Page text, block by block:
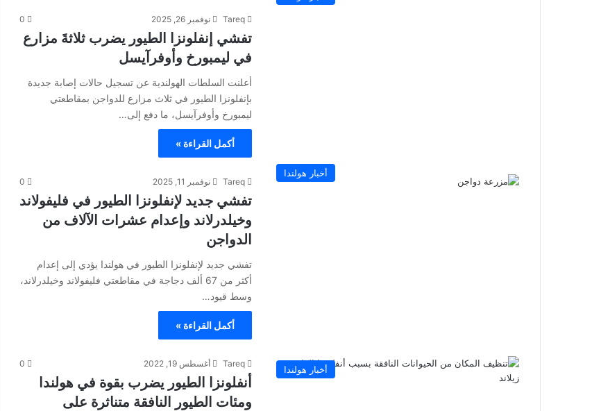
Tareq نوفمبر 26, 2025 0
تفشي إنفلونزا الطيور يضرب ثلاثةَ مزارع
في ليمبورخ وأوفرآيسل
أعلنت السلطات الهولندية عن تسجيل حالات إصابة جديدة
بإنفلونزا الطيور في ثلاث مزارع للدواجن بمقاطعتي
ليمبورخ وأوفرآيسل، ما دفع إلى…
أكمل القراءة »
أخبار هولندا
Tareq نوفمبر 11, 2025 0
تفشي جديد لإنفلونزا الطيور في فليفولاند
وخيلدرلاند وإعدام عشرات الآلاف من
الدواجن
تفشي جديد لإنفلونزا الطيور في هولندا يؤدي إلى إعدام
أكثر من 67 ألف دجاجة في مقاطعتي فليفولاند وخيلدرلاند،
وسط قيود…
أكمل القراءة »
أخبار هولندا
Tareq أغسطس 19, 2022 0
أنفلونزا الطيور يضرب بقوة في هولندا
ومئات الطيور النافقة متناثرة على